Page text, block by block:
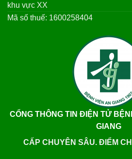
khu vực XX
Mã số thuế: 1600258404
CỔNG THÔNG TIN ĐIỆN TỬ
GIANG
CẤP CHUYÊN SÂU. ĐIỂM